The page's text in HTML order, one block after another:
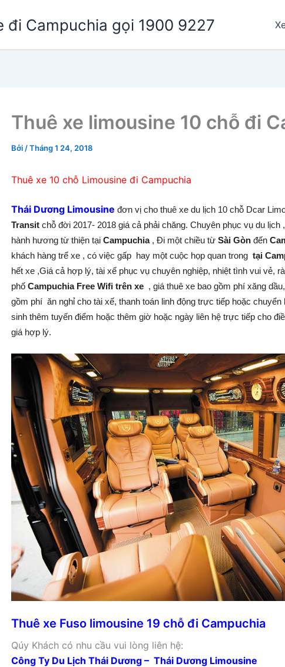
đi Campuchia gọi 1900 9227
Thuê xe limousine 10 chỗ đi
Bởi /Tháng 1 24, 2018
Thuê xe 10 chỗ Limousine đi Campuchia
Thái Dương Limousine đơn vị cho thuê xe du lịch 10 chỗ Dcar
Transit chỗ đời 2017- 2018 giá cả phải chăng. Chuyên phục vụ du lịch
hành hương từ thiện tại Campuchia, Đi một chiều từ Sài Gòn đến
khách hàng trể xe , có việc gấp hay một cuộc họp quan trong tại
hết xe ,Giá cả hợp lý, tài xế phục vụ chuyên nghiệp, nhiệt tình vui vẻ,
phố Campuchia Free Wifi trên xe , giá thuê xe bao gồm phí xăng
gồm phí ăn nghỉ cho tài xế, thanh toán linh động trực tiếp hoặc
sinh thêm tuyến điểm hoặc thêm giờ hoặc ngày liên hệ trực tiếp cho
giá hợp lý.
Thuê xe Fuso limousine 19 chỗ đi Campuchia
Qúy Khách có nhu cầu vui lòng liên hệ:
Công Ty Du Lịch Thái Dương – Thái Dương Limousine